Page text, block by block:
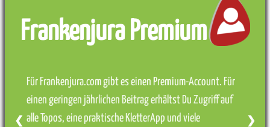
Frankenjura Premium
Für Frankenjura.com gibt es einen Premium-Account. Für
einen geringen jährlichen Beitrag erhältst Du Zugriff auf
alle Topos, eine praktische KletterApp und viele
❮ ❯